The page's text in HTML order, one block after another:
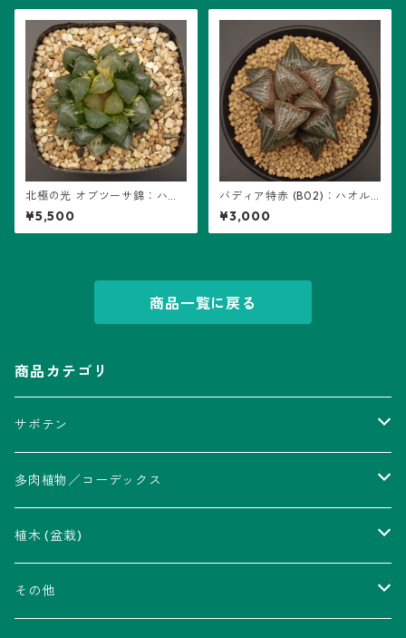
北極の光 オブツーサ錦：ハオ
ルチア属 (B01)
¥5,500
バディア特赤 (B02)：ハオル
チア属 ※実生
¥3,000
商品一覧に戻る
商品カテゴリ
サボテン
アストロフィツム属
瑠璃兜錦、兜丸錦
V-type兜
アリオカルプス属
ウィギンシア属
多肉植物／コーデックス
アカベ属
アロエ属
植木 (盆栽)
ムクロジ科：カエデ属
その他